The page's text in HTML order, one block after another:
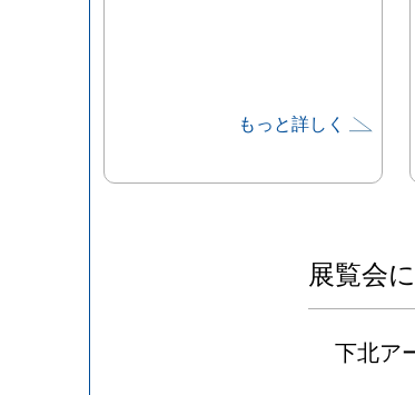
もっと詳しく
展覧会
下北ア